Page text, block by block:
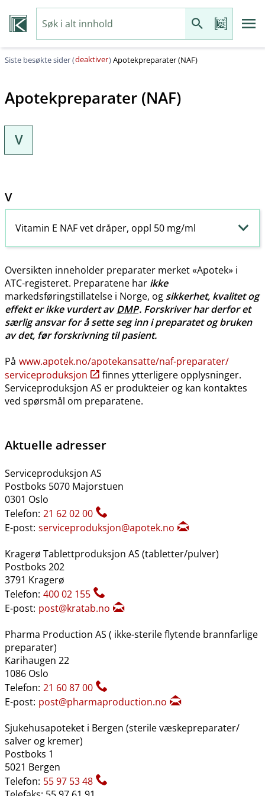
Siste besøkte sider (deaktiver)Apotekpreparater (NAF)
Apotekpreparater (NAF)
V
V
Vitamin E NAF vet dråper, oppl 50 mg/ml
Oversikten inneholder preparater merket «Apotek» i
ATC-registeret. Preparatene har ikke
markedsføringstillatelse i Norge, og sikkerhet, kvalitet og
effekt er ikke vurdert avDMP. Forskriver har derfor et
særlig ansvar for å sette seg inn i preparatet og bruken
av det, før forskrivning til pasient.
På www.apotek.no​/​apotekansatte​/​naf-preparater​/​
serviceproduksjon
finnes ytterligere opplysninger.
Serviceproduksjon AS er produkteier og kan kontaktes
ved spørsmål om preparatene.
Aktuelle adresser
Serviceproduksjon AS
Postboks 5070 Majorstuen
0301 Oslo
Telefon: 21 62 02 00
E-post: serviceproduksjon@apotek.no
Kragerø Tablettproduksjon AS (tabletter​/​pulver)
Postboks 202
3791 Kragerø
Telefon: 400 02 155
E-post: post@kratab.no
Pharma Production AS ( ikke-sterile flytende brannfarlige
preparater)
Karihaugen 22
1086 Oslo
Telefon: 21 60 87 00
E-post: post@pharmaproduction.no
Sjukehusapoteket i Bergen (sterile væskepreparater​/​
salver og kremer)
Postboks 1
5021 Bergen
Telefon: 55 97 53 48